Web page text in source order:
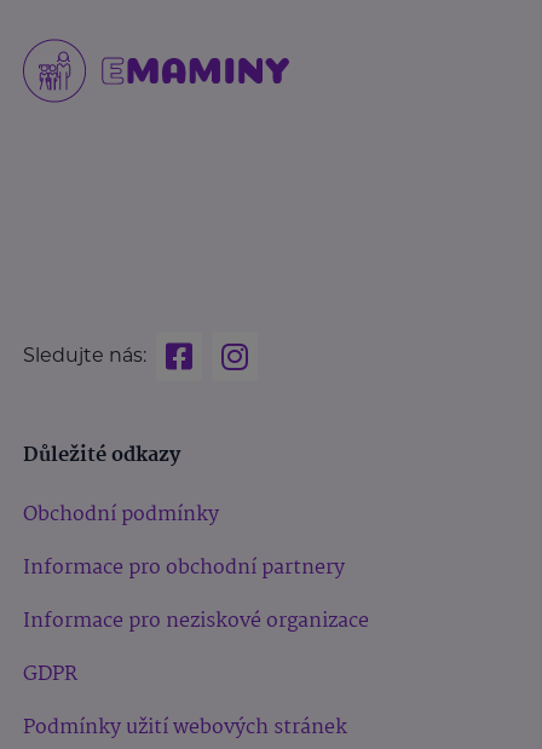
Sledujte nás:
Důležité odkazy
Obchodní podmínky
Informace pro obchodní partnery
Informace pro neziskové organizace
GDPR
Podmínky užití webových stránek